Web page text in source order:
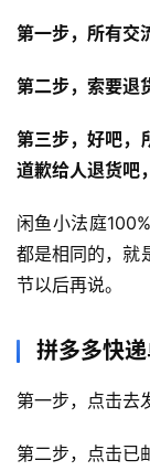
第一步，所有交
第二步，索要退
第三步，好吧，
道歉给人退货吧
闲鱼小法庭
都是相同的，就
节以后再说。
拼多多快递
第一步，点击去
第二步，点击已